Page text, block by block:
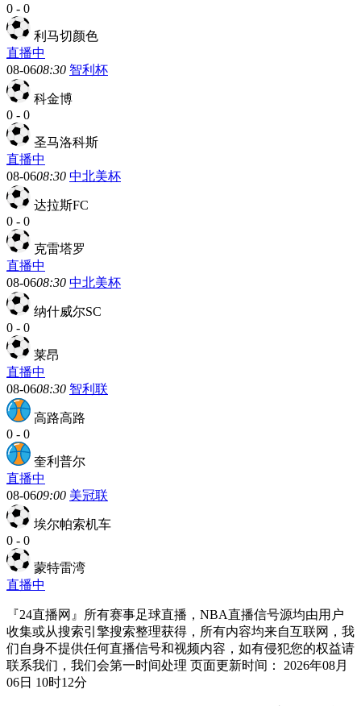
0 - 0
利马切颜色
直播中
08-0608:30 智利杯
科金博
0 - 0
圣马洛科斯
直播中
08-0608:30 中北美杯
达拉斯FC
0 - 0
克雷塔罗
直播中
08-0608:30 中北美杯
纳什威尔SC
0 - 0
莱昂
直播中
08-0608:30 智利联
高路高路
0 - 0
奎利普尔
直播中
08-0609:00 美冠联
埃尔帕索机车
0 - 0
蒙特雷湾
直播中
『24直播网』所有赛事足球直播，NBA直播信号源均由用户
收集或从搜索引擎搜索整理获得，所有内容均来自互联网，我
们自身不提供任何直播信号和视频内容，如有侵犯您的权益请
联系我们，我们会第一时间处理 页面更新时间： 2026年08月
06日 10时12分